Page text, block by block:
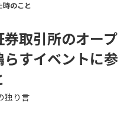
時のこと
取引所のオープ
すイベントに参
独り言